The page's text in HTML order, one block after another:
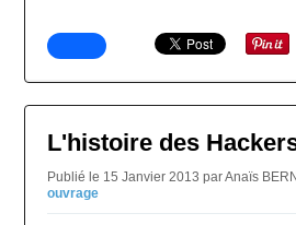
L'histoire des
Publié le 15 Janvier 2013 par Anaïs
ouvrage